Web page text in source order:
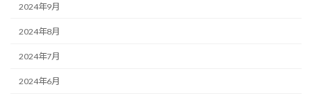
2024年9月
2024年8月
2024年7月
2024年6月